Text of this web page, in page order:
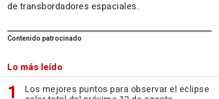
de transbordadores espaciales.
Contenido patrocinado
Lo más leído
Los mejores puntos para observar el eclipse